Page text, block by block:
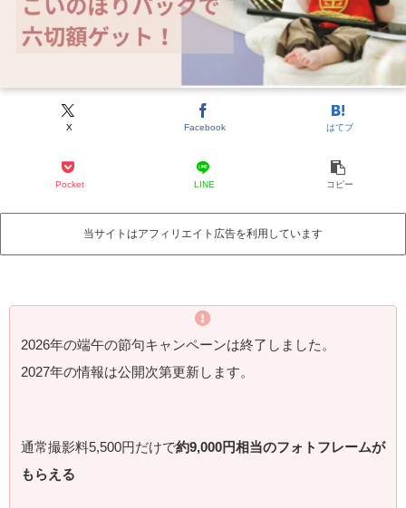
X Facebook はてブ
Pocket LINE コピー
当サイトはアフィリエイト広告を利用しています
2026年の端午の節句キャンペーンは終了しました。
2027年の情報は公開次第更新します。
通常撮影料5,500円だけで約9,000円相当のフォトフレームが
もらえる